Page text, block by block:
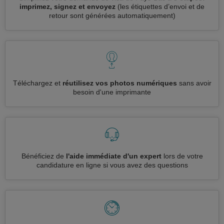
imprimez, signez et envoyez (les étiquettes d’envoi et de
retour sont générées automatiquement)
Téléchargez et réutilisez vos photos numériques sans avoir
besoin d'une imprimante
Bénéficiez de l'aide immédiate d'un expertlors de votre
candidature en ligne si vous avez des questions